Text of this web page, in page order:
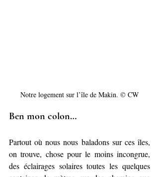
Notre logement sur l’île de Makin. © CW
Ben mon colon…
Partout où nous nous baladons sur ces îles,
on trouve, chose pour le moins incongrue,
des éclairages solaires toutes les quelques